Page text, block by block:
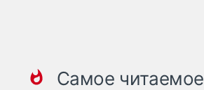
Самое читаемое